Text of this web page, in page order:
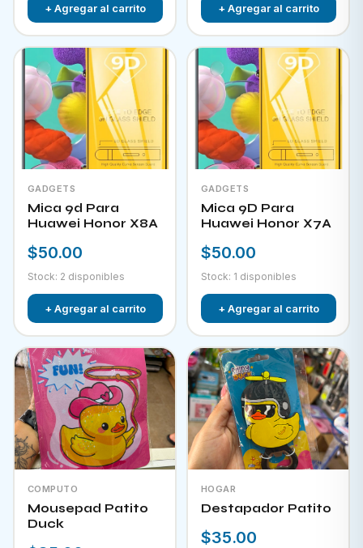
+ Agregar al carrito + Agregar al carrito
GADGETS
Mica 9d Para
Huawei Honor X8A
$50.00
Stock: 2 disponibles
+ Agregar al carrito
GADGETS
Mica 9D Para
Huawei Honor X7A
$50.00
Stock: 1 disponibles
+ Agregar al carrito
COMPUTO
Mousepad Patito
Duck
HOGAR
Destapador Patito
$35.00